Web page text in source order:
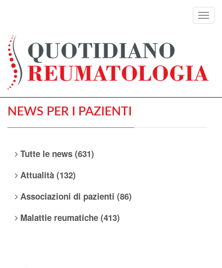
NEWS PER I PAZIENTI
Tutte le news (631)
Attualità (132)
Associazioni di pazienti (86)
Malattie reumatiche (413)